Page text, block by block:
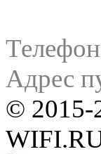
Адрес
© 2015-